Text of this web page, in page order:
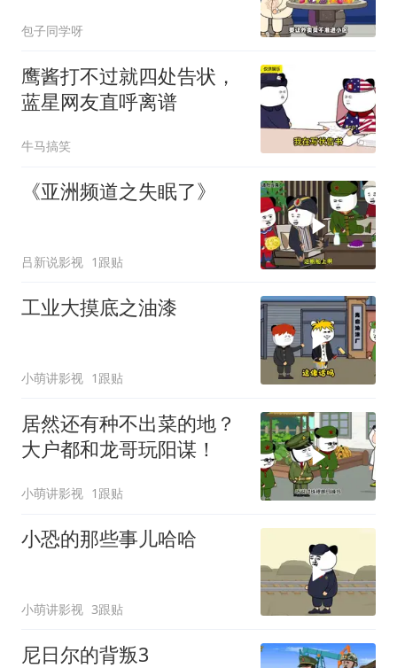
包子同学呀
鹰酱打不过就四处告状，
蓝星网友直呼离谱
牛马搞笑
《亚洲频道之失眠了》
吕新说影视 1跟贴
工业大摸底之油漆
小萌讲影视 1跟贴
居然还有种不出菜的地？
大户都和龙哥玩阳谋！
小萌讲影视 1跟贴
小恐的那些事儿哈哈
小萌讲影视 3跟贴
尼日尔的背叛3